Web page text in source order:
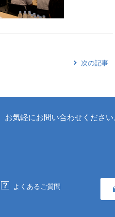
次の記事
お気軽にお問い合わせください
よくあるご質問